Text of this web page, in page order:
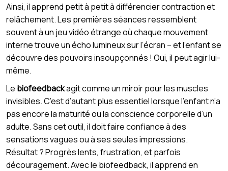
Ainsi, il apprend petit à petit à différencier contraction et
relâchement. Les premières séances ressemblent
souvent à un jeu vidéo étrange où chaque mouvement
interne trouve un écho lumineux sur l’écran – et l’enfant se
découvre des pouvoirs insoupçonnés ! Oui, il peut agir lui-
même.
Le biofeedbackagit comme un miroir pour les muscles
invisibles. C’est d’autant plus essentiel lorsque l’enfant n’a
pas encore la maturité ou la conscience corporelle d’un
adulte. Sans cet outil, il doit faire confiance à des
sensations vagues ou à ses seules impressions.
Résultat ? Progrès lents, frustration, et parfois
découragement. Avec le biofeedback, il apprend en